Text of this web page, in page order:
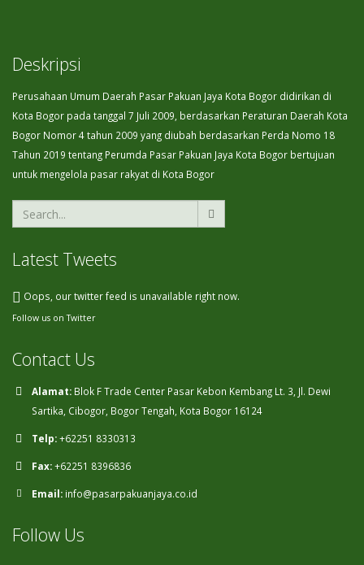
Deskripsi
Perusahaan Umum Daerah Pasar Pakuan Jaya Kota Bogor didirikan di
Kota Bogor pada tanggal 7 Juli 2009, berdasarkan Peraturan Daerah Kota
Bogor Nomor 4 tahun 2009 yang diubah berdasarkan Perda Nomo 18
Tahun 2019 tentang Perumda Pasar Pakuan Jaya Kota Bogor bertujuan
untuk mengelola pasar rakyat di Kota Bogor
Latest Tweets
Oops, our twitter feed is unavailable right now.
Follow us on Twitter
Contact Us
Alamat: Blok F Trade Center Pasar Kebon Kembang Lt. 3, Jl. Dewi
Sartika, Cibogor, Bogor Tengah, Kota Bogor 16124
Telp:+62251 8330313
Fax:+62251 8396836
Email: info@pasarpakuanjaya.co.id
Follow Us